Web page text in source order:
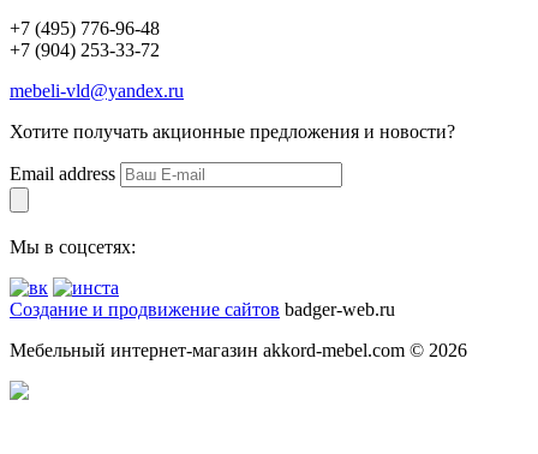
+7 (495) 776-96-48
+7 (904) 253-33-72
mebeli-vld@yandex.ru
Хотите получать акционные предложения и новости?
Email address
Мы в соцсетях:
Создание и продвижение сайтов badger-web.ru
Мебельный интернет-магазин akkord-mebel.com © 2026